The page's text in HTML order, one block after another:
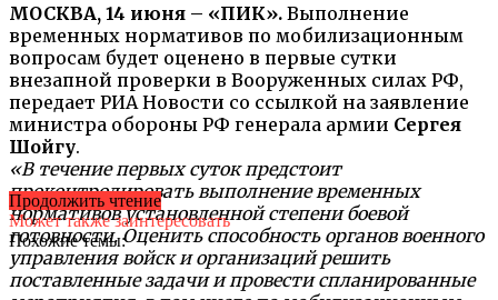
МОСКВА, 14 июня – «ПИК». Выполнение
временных нормативов по мобилизационным
вопросам будет оценено в первые сутки
внезапной проверки в Вооруженных силах РФ,
передает РИА Новости со ссылкой на заявление
министра обороны РФ генерала армии Сергея
Шойгу.
«В течение первых суток предстоит
проконтролировать выполнение временных
нормативов установленной степени боевой
готовности. Оценить способность органов военного
управления войск и организаций решить
поставленные задачи и провести спланированные
Продолжить чтение
Может также заинтересовать
Похожие темы: